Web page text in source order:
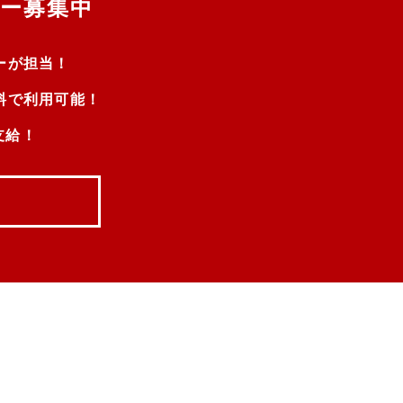
募集中
担当！
利用可能！
！